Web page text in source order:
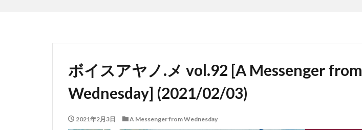
ボイスアヤノ.メ vol.92 [A Messenger from
Wednesday] (2021/02/03)
2021年2月3日 A Messenger from Wednesday